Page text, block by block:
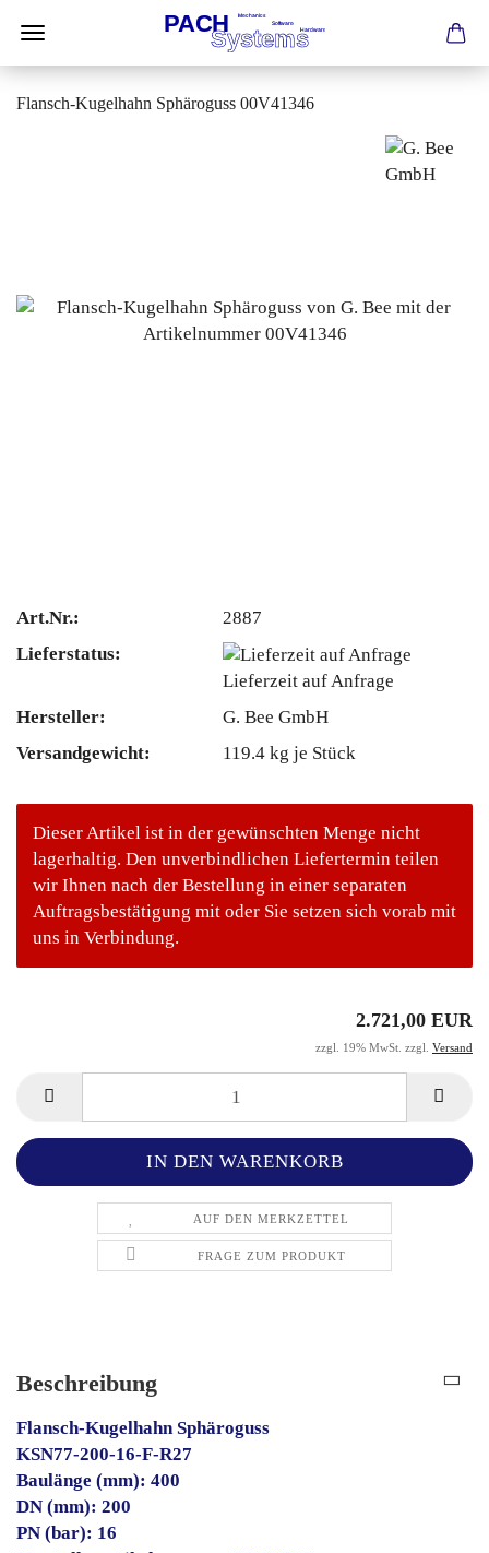
Flansch-Kugelhahn Sphäroguss 00V41346
Art.Nr.:
2887
Lieferstatus:
Lieferzeit auf Anfrage
Hersteller:
G. Bee GmbH
Versandgewicht:
119.4 kg je Stück
Dieser Artikel ist in der gewünschten Menge nicht
lagerhaltig. Den unverbindlichen Liefertermin teilen
wir Ihnen nach der Bestellung in einer separaten
Auftragsbestätigung mit oder Sie setzen sich vorab mit
uns in Verbindung.
2.721,00 EUR
zzgl. 19% MwSt. zzgl. Versand
AUF DEN MERKZETTEL
FRAGE ZUM PRODUKT
Beschreibung
Flansch-Kugelhahn Sphäroguss
KSN77-200-16-F-R27
Baulänge (mm): 400
DN (mm): 200
PN (bar): 16